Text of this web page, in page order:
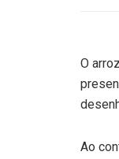
O
Ao